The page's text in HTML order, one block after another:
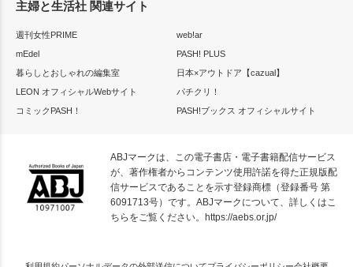
主婦と生活社 関連サイト
週刊女性PRIME
web!ar
mEdel
PASH! PLUS
暮らしとおしゃれの編集室
日本×アウトドア【cazual】
LEON オフィシャルWebサイト
パチクリ！
コミックPASH！
PASH!ブックス オフィシャルサイト
ABJマークは、この電子書店・電子書籍配信サービス
が、著作権者からコンテンツ使用許諾を得た正規版配
信サービスであることを示す登録商標（登録番号 第
6091713号）です。ABJマークについて、詳しくはこ
ちらをご覧ください。
https://aebs.or.jp/